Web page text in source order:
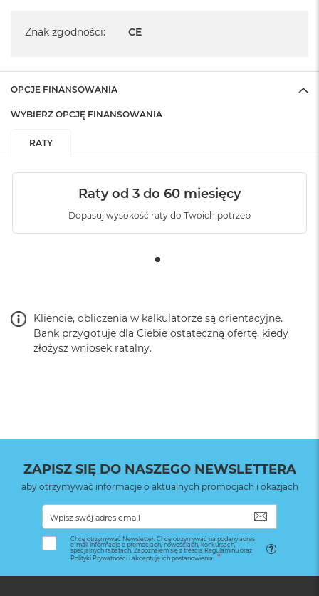
Znak zgodności: CE
OPCJE FINANSOWANIA
WYBIERZ OPCJĘ FINANSOWANIA
RATY
Raty od 3 do 60 miesięcy
Dopasuj wysokość raty do Twoich potrzeb
Kliencie, obliczenia w kalkulatorze są orientacyjne.
Bank przygotuje dla Ciebie ostateczną ofertę, kiedy
złożysz wniosek ratalny.
ZAPISZ SIĘ DO NASZEGO NEWSLETTERA
aby otrzymywać informacje o aktualnych promocjach i okazjach
Chcę otrzymywać Newsletter. Chcę otrzymywać na podany adres
e-mail informacje o promocjach, nowościach, konkursach,
specjalnych rabatach. Zapoznałem się z treścią Regulaminu oraz
Polityki Prywatności i akceptuję ich postanowienia.